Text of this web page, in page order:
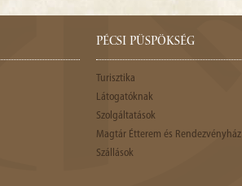
PÉCSI PÜSPÖKSÉG
Turisztika
Látogatóknak
Szolgáltatások
Magtár Étterem és Rendezvényház
Szállások